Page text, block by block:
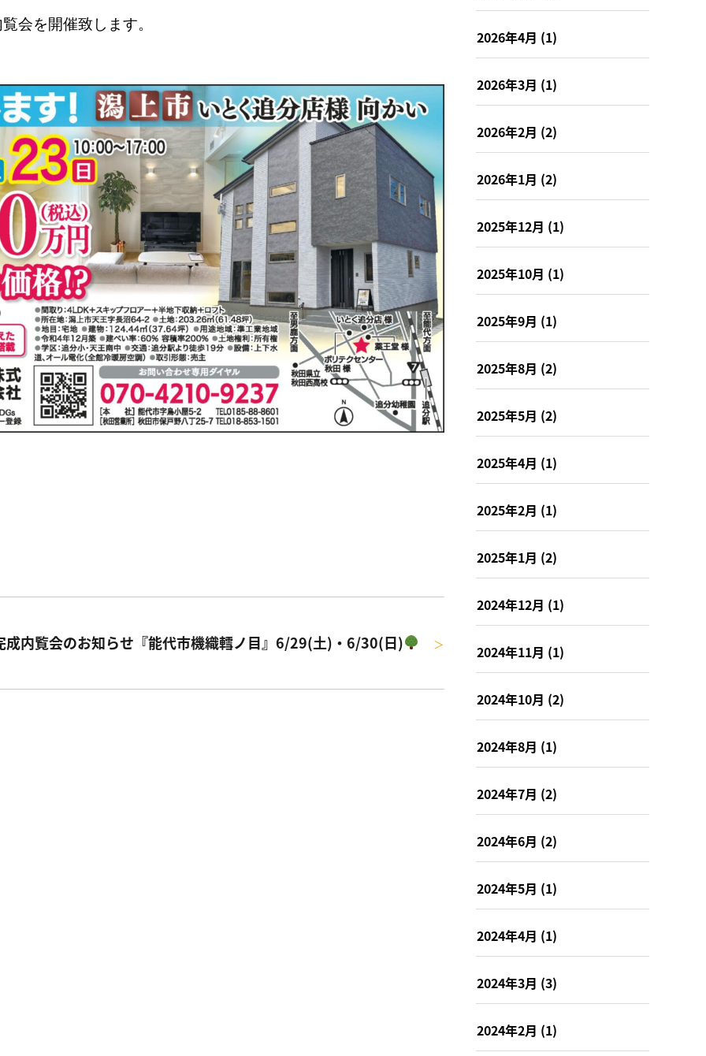
会を開催致します。
成内覧会のお知らせ『能代市機織轌ノ目』6/29(土)・6/30(日) ＞
2026年4月 (1)
2026年3月 (1)
2026年2月 (2)
2026年1月 (2)
2025年12月 (1)
2025年10月 (1)
2025年9月 (1)
2025年8月 (2)
2025年5月 (2)
2025年4月 (1)
2025年2月 (1)
2025年1月 (2)
2024年12月 (1)
2024年11月 (1)
2024年10月 (2)
2024年8月 (1)
2024年7月 (2)
2024年6月 (2)
2024年5月 (1)
2024年4月 (1)
2024年3月 (3)
2024年2月 (1)